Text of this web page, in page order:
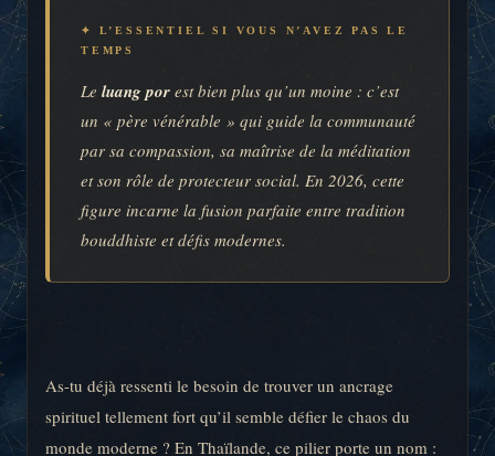
✦ L’ESSENTIEL SI VOUS N’AVEZ PAS LE
TEMPS
Le luang por est bien plus qu’un moine : c’est
un « père vénérable » qui guide la communauté
par sa compassion, sa maîtrise de la méditation
et son rôle de protecteur social. En 2026, cette
figure incarne la fusion parfaite entre tradition
bouddhiste et défis modernes.
As-tu déjà ressenti le besoin de trouver un ancrage
spirituel tellement fort qu’il semble défier le chaos du
monde moderne ? En Thaïlande, ce pilier porte un nom :